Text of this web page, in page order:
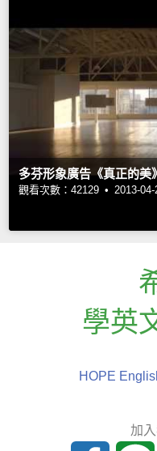
多芬形象廣告《真正的美
觀看次數：42129 • 2013-04-
學英
HOPE
加